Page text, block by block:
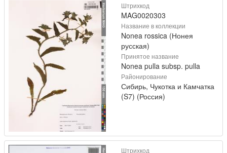
Штрихкод
MAG0020303
Название в коллекции
Nonea rossica (Нонея
русская)
Принятое название
Nonea pulla subsp. pulla
Районирование
Сибирь, Чукотка и Камчатка
(S7) (Россия)
Штрихкод